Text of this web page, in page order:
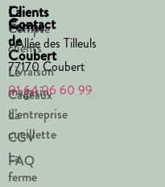
La
Ferme
de
Coubert
Le
magasin
La
cueillette
La
ferme
Clients
Compte
clients
Livraison
Cadeaux
d’entreprise
CGV
FAQ
Contact
1 Allée des Tilleuls
77170 Coubert
01 64 06 60 99